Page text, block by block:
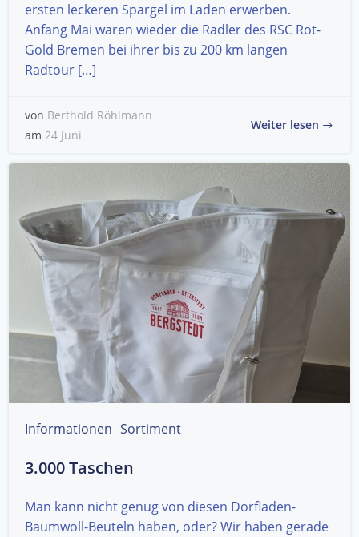
ersten leckeren Spargel im Laden erwerben.
Anfang Mai waren wieder die Radler des RSC Rot-
Gold Bremen bei ihrer bis zu 200 km langen
Radtour […]
von Berthold Röhlmann
am 24 Juni
Weiter lesen
Informationen Sortiment
3.000 Taschen
Man kann nicht genug von diesen Dorfladen-
Baumwoll-Beuteln haben, oder? Wir haben gerade